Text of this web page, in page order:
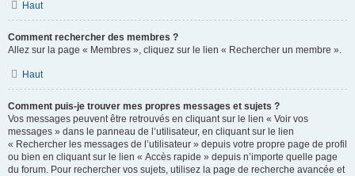
Haut
Comment rechercher des membres ?
Allez sur la page « Membres », cliquez sur le lien « Rechercher un membre ».
Haut
Comment puis-je trouver mes propres messages et sujets ?
Vos messages peuvent être retrouvés en cliquant sur le lien « Voir vos
messages » dans le panneau de l’utilisateur, en cliquant sur le lien
« Rechercher les messages de l’utilisateur » depuis votre propre page de profil
ou bien en cliquant sur le lien « Accès rapide » depuis n’importe quelle page
du forum. Pour rechercher vos sujets, utilisez la page de recherche avancée et